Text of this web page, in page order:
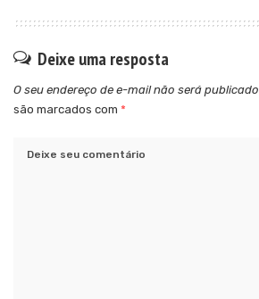
Deixe uma resposta
O seu endereço de e-mail não será publicado.
são marcados com *